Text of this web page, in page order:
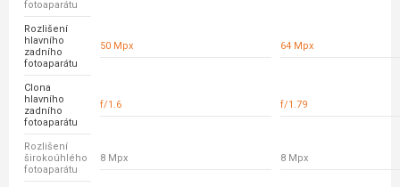
fotoaparátu
Rozlišení
hlavního
zadního
fotoaparátu
50 Mpx 64 Mpx
Clona
hlavního
zadního
fotoaparátu
f/1.6 f/1.79
Rozlišení
širokoúhlého
fotoaparátu
8 Mpx 8 Mpx